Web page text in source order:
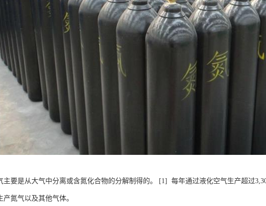
主要是从大气中分离或含氮化合物的分解制得的。 [1] 每年通过液化空气生产超过
产氮气以及其他气体。